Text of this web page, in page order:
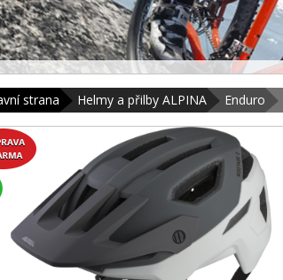
strana Helmy a přilby ALPINA Enduro